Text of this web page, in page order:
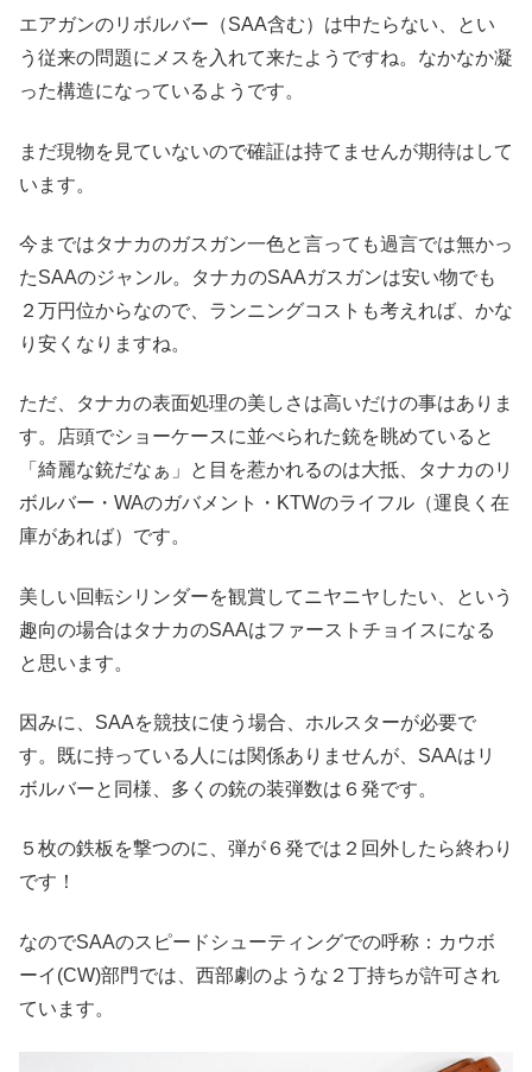
エアガンのリボルバー（SAA含む）は中たらない、とい
う従来の問題にメスを入れて来たようですね。なかなか凝
った構造になっているようです。
まだ現物を見ていないので確証は持てませんが期待はして
います。
今まではタナカのガスガン一色と言っても過言では無かっ
たSAAのジャンル。タナカのSAAガスガンは安い物でも
２万円位からなので、ランニングコストも考えれば、かな
り安くなりますね。
ただ、タナカの表面処理の美しさは高いだけの事はありま
す。店頭でショーケースに並べられた銃を眺めていると
「綺麗な銃だなぁ」と目を惹かれるのは大抵、タナカのリ
ボルバー・WAのガバメント・KTWのライフル（運良く在
庫があれば）です。
美しい回転シリンダーを観賞してニヤニヤしたい、という
趣向の場合はタナカのSAAはファーストチョイスになる
と思います。
因みに、SAAを競技に使う場合、ホルスターが必要で
す。既に持っている人には関係ありませんが、SAAはリ
ボルバーと同様、多くの銃の装弾数は６発です。
５枚の鉄板を撃つのに、弾が６発では２回外したら終わり
です！
なのでSAAのスピードシューティングでの呼称：カウボ
ーイ(CW)部門では、西部劇のような２丁持ちが許可され
ています。